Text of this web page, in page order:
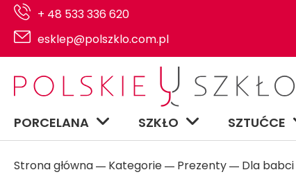
+ 48 533 336 620
esklep@polszklo.com.pl
PORCELANA SZKŁO SZTUĆCE
Strona główna ― Kategorie ― Prezenty ― Dla babci